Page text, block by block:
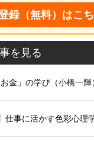
録（無料）はこ
を見る
金」の学び（小橋一輝
仕事に活かす色彩心理